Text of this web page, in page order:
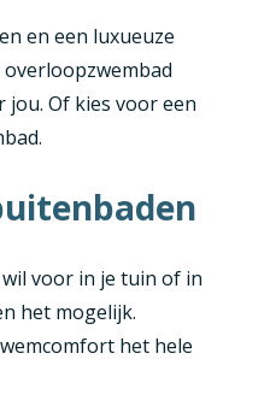
en een luxueuze
jou. Of kies voor een
voor in je tuin of in
het mogelijk.
het hele